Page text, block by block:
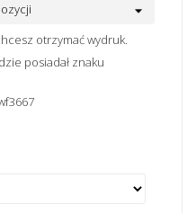
otrzymać wydruk.
posiadał znaku